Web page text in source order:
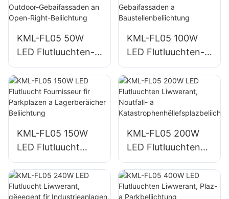
KML-FL05 50W
LED Flutluuchten-
Liwwerant fir
Outdoor-
Gebaifassaden an
Open-Right-
KML-FL05 100W
LED Flutluuchten-
Liwwerant fir
Gebaifassaden a
Baustellenbeliichtu
ng
KML-FL05 150W
LED Flutluucht
Fournisseur fir
Parkplazen a
Lagerberäicher
KML-FL05 200W
LED Flutluuchten
Liwwerant,
Noutfall- a
Katastrophenhëllef